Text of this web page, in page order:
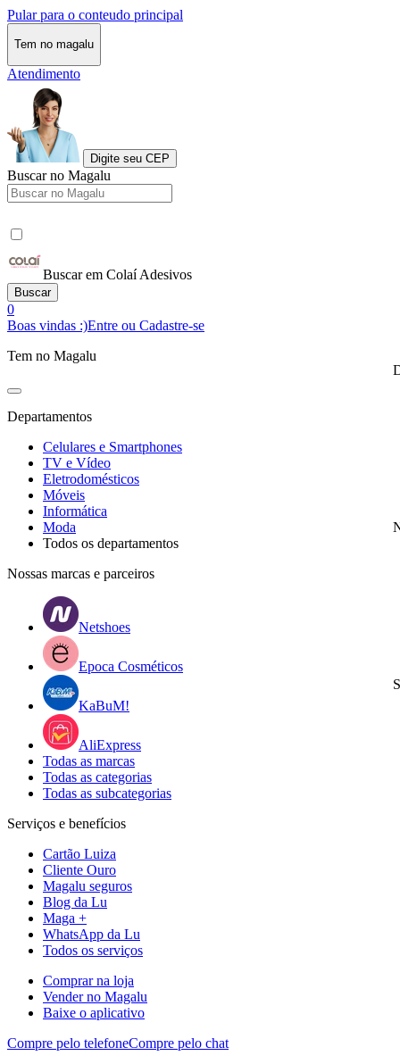
Pular para o conteudo principal
Tem no magalu
Atendimento
Digite seu CEP
Buscar no Magalu
Buscar em Colaí Adesivos
Buscar
0
Boas vindas :)Entre ou Cadastre-se
Tem no Magalu
Departamentos
Celulares e Smartphones
TV e Vídeo
Eletrodomésticos
Móveis
Informática
Moda
Todos os departamentos
Nossas marcas e parceiros
Netshoes
Epoca Cosméticos
KaBuM!
AliExpress
Todas as marcas
Todas as categorias
Todas as subcategorias
Serviços e benefícios
Cartão Luiza
Cliente Ouro
Magalu seguros
Blog da Lu
Maga +
WhatsApp da Lu
Todos os serviços
Comprar na loja
Vender no Magalu
Baixe o aplicativo
Compre pelo telefoneCompre pelo chat